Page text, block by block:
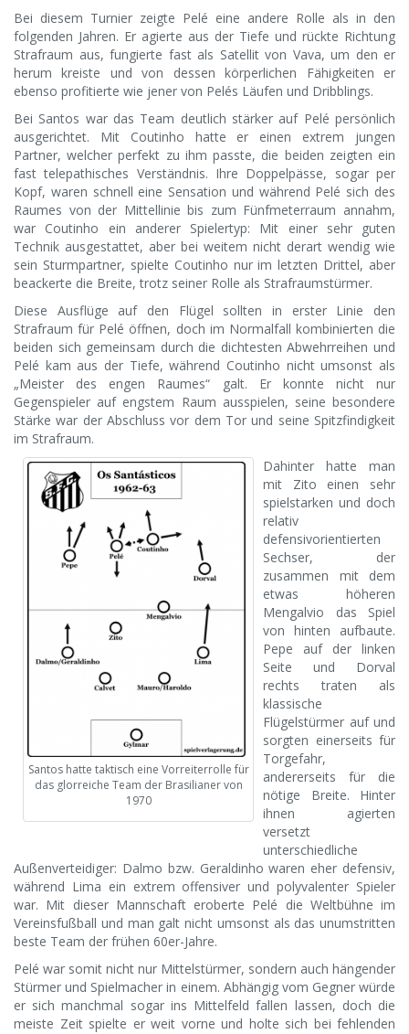
Bei diesem Turnier zeigte Pelé eine andere Rolle als in den
folgenden Jahren. Er agierte aus der Tiefe und rückte Richtung
Strafraum aus, fungierte fast als Satellit von Vava, um den er
herum kreiste und von dessen körperlichen Fähigkeiten er
ebenso profitierte wie jener von Pelés Läufen und Dribblings.
Bei Santos war das Team deutlich stärker auf Pelé persönlich
ausgerichtet. Mit Coutinho hatte er einen extrem jungen
Partner, welcher perfekt zu ihm passte, die beiden zeigten ein
fast telepathisches Verständnis. Ihre Doppelpässe, sogar per
Kopf, waren schnell eine Sensation und während Pelé sich des
Raumes von der Mittellinie bis zum Fünfmeterraum annahm,
war Coutinho ein anderer Spielertyp: Mit einer sehr guten
Technik ausgestattet, aber bei weitem nicht derart wendig wie
sein Sturmpartner, spielte Coutinho nur im letzten Drittel, aber
beackerte die Breite, trotz seiner Rolle als Strafraumstürmer.
Diese Ausflüge auf den Flügel sollten in erster Linie den
Strafraum für Pelé öffnen, doch im Normalfall kombinierten die
beiden sich gemeinsam durch die dichtesten Abwehrreihen und
Pelé kam aus der Tiefe, während Coutinho nicht umsonst als
„Meister des engen Raumes“ galt. Er konnte nicht nur
Gegenspieler auf engstem Raum ausspielen, seine besondere
Stärke war der Abschluss vor dem Tor und seine Spitzfindigkeit
im Strafraum.
Santos hatte taktisch eine Vorreiterrolle für
das glorreiche Team der Brasilianer von
1970
Dahinter hatte man
mit Zito einen sehr
spielstarken und doch
relativ
defensivorientierten
Sechser, der
zusammen mit dem
etwas höheren
Mengalvio das Spiel
von hinten aufbaute.
Pepe auf der linken
Seite und Dorval
rechts traten als
klassische
Flügelstürmer auf und
sorgten einerseits für
Torgefahr,
andererseits für die
nötige Breite. Hinter
ihnen agierten
versetzt
unterschiedliche
Außenverteidiger: Dalmo bzw. Geraldinho waren eher defensiv,
während Lima ein extrem offensiver und polyvalenter Spieler
war. Mit dieser Mannschaft eroberte Pelé die Weltbühne im
Vereinsfußball und man galt nicht umsonst als das unumstritten
beste Team der frühen 60er-Jahre.
Pelé war somit nicht nur Mittelstürmer, sondern auch hängender
Stürmer und Spielmacher in einem. Abhängig vom Gegner würde
er sich manchmal sogar ins Mittelfeld fallen lassen, doch die
meiste Zeit spielte er weit vorne und holte sich bei fehlenden